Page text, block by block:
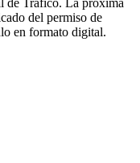
del permiso de
en formato digital.